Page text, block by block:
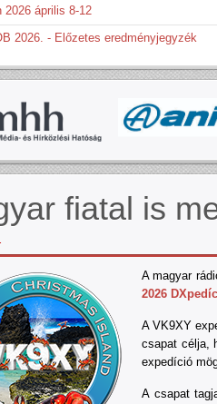
2026 április 8-12
2026. - Előzetes eredményjegyzék
fiatal is
A magyar
2026
A VK9XY
csapat célja,
expedíció
A csapat